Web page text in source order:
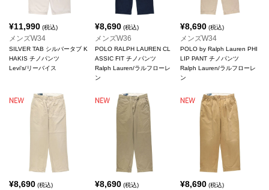
¥11,990 (税込)
メンズW34
SILVER TAB シルバータブ K
HAKIS チノパンツ
Levi's/リーバイス
¥8,690(税込)
メンズW36
POLO RALPH LAUREN CL
ASSIC FIT チノパンツ
Ralph Lauren/ラルフローレ
ン
¥8,690 (税込)
メンズW34
POLO by Ralph Lauren PHI
LIP PANT チノパンツ
Ralph Lauren/ラルフローレ
ン
¥8,690 (税込) ¥8,690(税込) ¥8,690 (税込)